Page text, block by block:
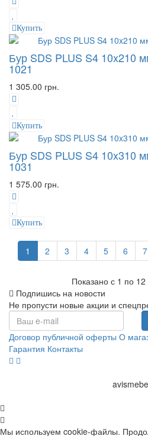
Купить
Бур SDS PLUS S4 10x210
1021
1 305.00 грн.
Купить
Бур SDS PLUS S4 10x310
1031
1 575.00 грн.
Купить
1 2 3 4 5 6 7
Показано с 1 по
Подпишись на новости
Не пропусти новые акции и
Договор публичной оферты О
Гарантия Контакты
Мы используем cookie-файлы.